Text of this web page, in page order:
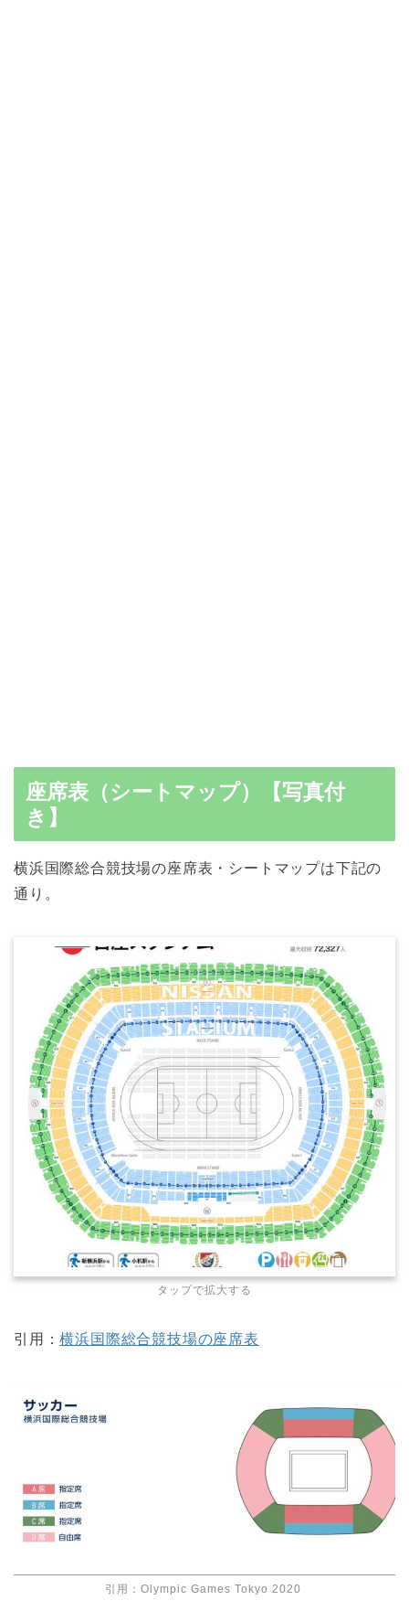
座席表（シートマップ）【写真付
き】
横浜国際総合競技場の座席表・シートマップは下記の
通り。
タップで拡大する
引用：横浜国際総合競技場の座席表
引用： Olympic Games Tokyo 2020